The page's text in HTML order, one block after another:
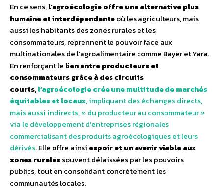
En ce sens,l’agroécologie offre une alternative plus
humaine et interdépendanteoù les agriculteurs, mais
aussi les habitants des zones rurales et les
consommateurs, reprennent le pouvoir face aux
multinationales de l’agroalimentaire comme Bayer et Yara.
En renforçant le lien entre producteurs et
consommateurs grâce à des circuits
courts,l’agroécologie crée une multitude de marchés
équitables et locaux, impliquant des échanges directs,
mais aussi indirects, « du producteur au consommateur »
via le développement d’entreprises régionales
commercialisant des produits agroécologiques et leurs
dérivés. Elle offre ainsi espoir et un avenir viable aux
zones ruralessouvent délaissées par les pouvoirs
publics, tout en consolidant concrètement les
communautés locales.